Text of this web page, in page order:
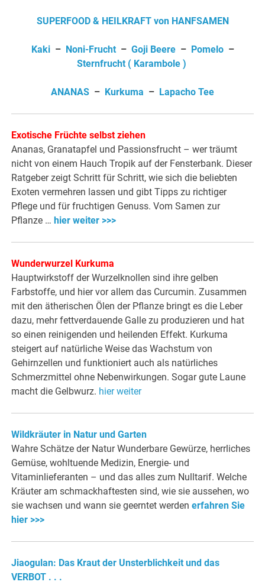
SUPERFOOD & HEILKRAFT von HANFSAMEN
Kaki– Noni-Frucht– Goji Beere– Pomelo–
Sternfrucht ( Karambole )
ANANAS – Kurkuma – Lapacho Tee
Exotische Früchte selbst ziehen
Ananas, Granatapfel und Passionsfrucht – wer träumt
nicht von einem Hauch Tropik auf der Fensterbank. Dieser
Ratgeber zeigt Schritt für Schritt, wie sich die beliebten
Exoten vermehren lassen und gibt Tipps zu richtiger
Pflege und für fruchtigen Genuss. Vom Samen zur
Pflanze … hier weiter >>>
Wunderwurzel Kurkuma
Hauptwirkstoff der Wurzelknollen sind ihre gelben
Farbstoffe, und hier vor allem das Curcumin. Zusammen
mit den ätherischen Ölen der Pflanze bringt es die Leber
dazu, mehr fettverdauende Galle zu produzieren und hat
so einen reinigenden und heilenden Effekt. Kurkuma
steigert auf natürliche Weise das Wachstum von
Gehirnzellen und funktioniert auch als natürliches
Schmerzmittel ohne Nebenwirkungen. Sogar gute Laune
macht die Gelbwurz. hier weiter
Wildkräuter in Natur und Garten
Wahre Schätze der Natur Wunderbare Gewürze, herrliches
Gemüse, wohltuende Medizin, Energie- und
Vitaminlieferanten – und das alles zum Nulltarif. Welche
Kräuter am schmackhaftesten sind, wie sie aussehen, wo
sie wachsen und wann sie geerntet werdenerfahren Sie
hier >>>
Jiaogulan: Das Kraut der Unsterblichkeit und das
VERBOT . . .